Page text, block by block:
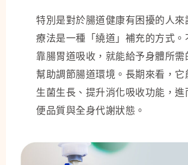
特別是對於腸道健康有困擾的人來
療法是一種「繞道」補充的方式。
靠腸胃道吸收，就能給予身體所需
幫助調節腸道環境。長期來看，它
生菌生長、提升消化吸收功能，進
便品質與全身代謝狀態。